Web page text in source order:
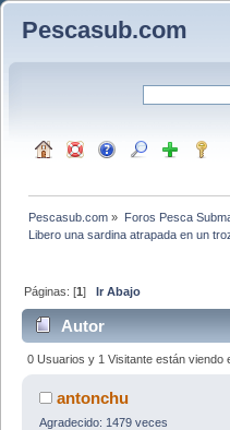
Pescasub.com
Pescasub.com » Foros Pesca
Libero una sardina atrapada en un
Páginas: [1]Ir Abajo
Autor
atrapada en un trozo de
0 Usuarios y 1 Visitante están viendo
antonchu
Agradecido: 1479 veces